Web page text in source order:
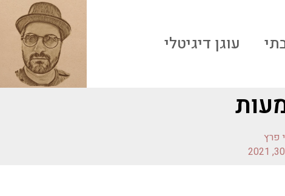
עוגן דיגיטלי
פרץ